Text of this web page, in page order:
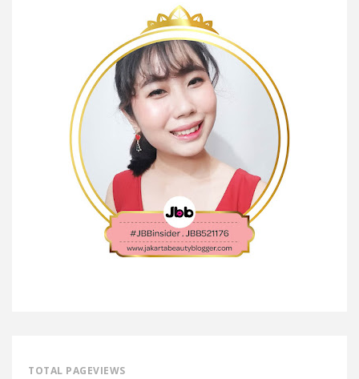
TOTAL PAGEVIEWS